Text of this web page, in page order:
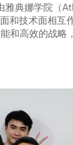
典娜学院（
技术面相互
高效的战略